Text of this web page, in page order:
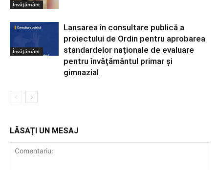
Învățământ
Învățământ
Lansarea în consultare publică a
proiectului de Ordin pentru aprobarea
standardelor naționale de evaluare
pentru învățământul primar și
gimnazial
LĂSAȚI UN MESAJ